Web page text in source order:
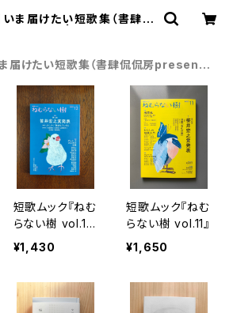
いま届けたい短歌集（書肆侃
ま届けたい短歌集（書肆侃侃房present
短歌ムック『ねむ
らない樹 vol.1
2』
¥1,430
短歌ムック『ねむ
らない樹 vol.11』
¥1,650